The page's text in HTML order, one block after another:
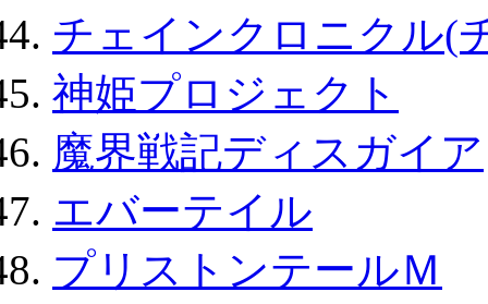
チェインクロニクル(
神姫プロジェクト
魔界戦記ディスガイア
エバーテイル
プリストンテールＭ